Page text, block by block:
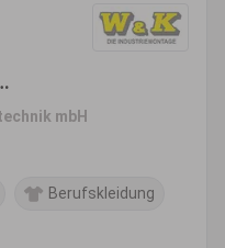
mbH
Berufskleidung